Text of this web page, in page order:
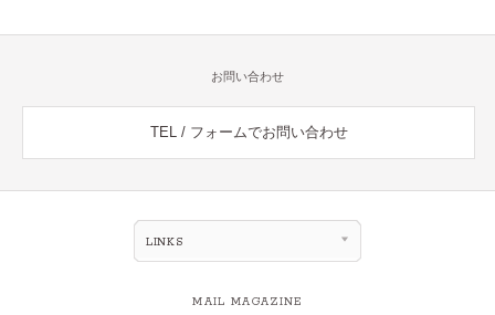
お問い合わせ
TEL / フォームでお問い合わせ
LINKS
MAIL MAGAZINE